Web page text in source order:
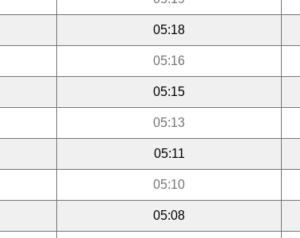
05:18
05:16
05:15
05:13
05:11
05:10
05:08